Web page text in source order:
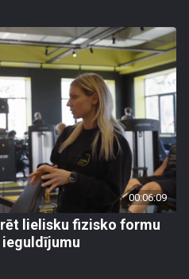
00:06:09
lielisku fizisko formu
ieguldījumu